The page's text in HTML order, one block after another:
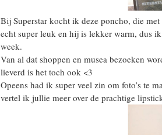
Bij Superstar kocht ik deze poncho, die
echt super leuk en hij is lekker warm, dus
week.
Van al dat shoppen en musea bezoeken
lieverd is het toch ook <3
Opeens had ik super veel zin om foto’s te
vertel ik jullie meer over de prachtige